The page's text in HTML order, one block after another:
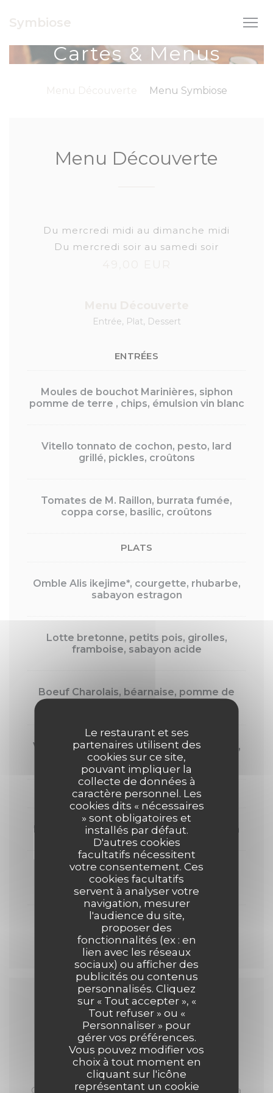
Le restaurant et ses
partenaires utilisent des
cookies sur ce site,
pouvant impliquer la
collecte de données à
caractère personnel. Les
cookies dits « nécessaires
» sont obligatoires et
installés par défaut.
D'autres cookies
facultatifs nécessitent
votre consentement. Ces
cookies facultatifs
servent à analyser votre
navigation, mesurer
l'audience du site,
proposer des
fonctionnalités (ex : en
lien avec les réseaux
sociaux) ou afficher des
publicités ou contenus
personnalisés. Cliquez
sur « Tout accepter », «
Tout refuser » ou «
Personnaliser » pour
gérer vos préférences.
Vous pouvez modifier vos
choix à tout moment en
cliquant sur l'icône
représentant un cookie
Symbiose
Cartes & Menus
Menu Découverte Menu Symbiose
Menu Découverte
Du mercredi midi au dimanche midi
Du mercredi soir au samedi soir
Entrée, Plat, Dessert
ENTRÉES
Moules de bouchot Marinières, siphon
pomme de terre , chips, émulsion vin blanc
Vitello tonnato de cochon, pesto, lard
grillé, pickles, croûtons
Tomates de M. Raillon, burrata fumée,
coppa corse, basilic, croûtons
PLATS
Omble Alis ikejime*, courgette, rhubarbe,
sabayon estragon
Lotte bretonne, petits pois, girolles,
framboise, sabayon acide
Boeuf Charolais, béarnaise, pomme de
Volaille de la ferme Poulèsine, aubergine,
cerise, jus corsé
DESSERTS
Fromages de nos régions, miel de saison
Autour de la Myrtille fraîche, verveine,
marrons, chantilly, gavottes
Chocolat Weiss en différentes texture
Menu Symbiose
En 8 services, élaboré par les Chefs
Ce menu est servi pour l'ensemble de la